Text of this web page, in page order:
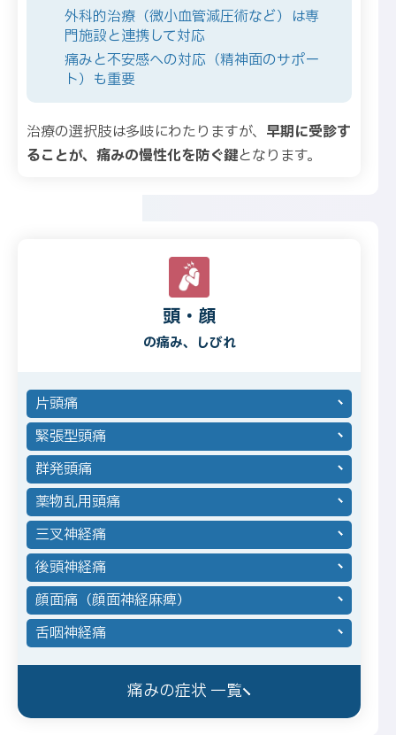
外科的治療（微小血管減圧術など）は専
門施設と連携して対応
痛みと不安感への対応（精神面のサポー
ト）も重要
治療の選択肢は多岐にわたりますが、 早期に受診す
ることが、痛みの慢性化を防ぐ鍵となります。
頭・顔
の痛み、しびれ
片頭痛
緊張型頭痛
群発頭痛
薬物乱用頭痛
三叉神経痛
後頭神経痛
顔面痛（顔面神経麻痺）
舌咽神経痛
痛みの症状 一覧